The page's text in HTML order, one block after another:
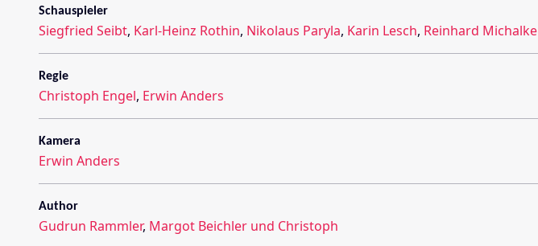
Schauspieler
Siegfried Seibt, Karl-Heinz Rothin, Nikolaus Paryla, Karin Lesch, Reinhard Michalke
Regie
Christoph Engel, Erwin Anders
Kamera
Erwin Anders
Author
Gudrun Rammler, Margot Beichler und Christoph